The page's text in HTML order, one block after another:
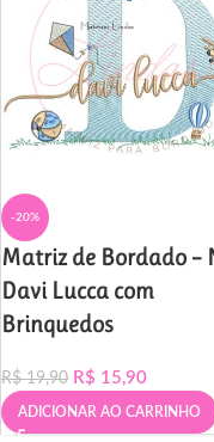
-20%
Matriz de Bordado –
Davi Lucca com
Brinquedos
R$19,90 R$ 15,90
ADICIONAR AO CARRINHO